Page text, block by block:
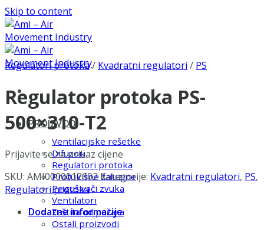
Skip to content
PROIZVODI
Ventilacijske rešetke
Difuzori
Regulatori protoka
Protukišne žaluzine
Prigušivači zvuka
Ventilatori
Zaštita od požara
Ostali proizvodi
Regulatori protoka/ Kvadratni regulatori / PS
Regulator protoka PS-
500×310-T2
Prijavite se za prikaz cijene
SKU: AMI0000012602 Kategorije: Kvadratni regulatori, PS,
Regulatori protoka
Dodatne informacije